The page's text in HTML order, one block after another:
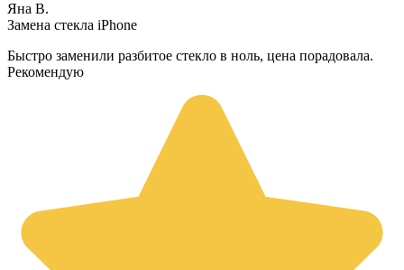
Яна В.
Замена стекла iPhone
Быстро заменили разбитое стекло в ноль, цена порадовала.
Рекомендую